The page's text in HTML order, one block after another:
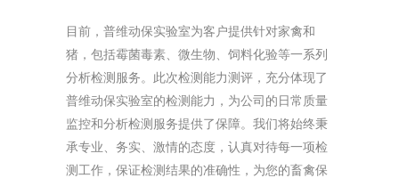
目前，普维动保实验室为客户提供针对家禽和
猪，包括霉菌毒素、微生物、饲料化验等一系列
分析检测服务。此次检测能力测评，充分体现了
普维动保实验室的检测能力，为公司的日常质量
监控和分析检测服务提供了保障。我们将始终秉
承专业、务实、激情的态度，认真对待每一项检
测工作，保证检测结果的准确性，为您的畜禽保